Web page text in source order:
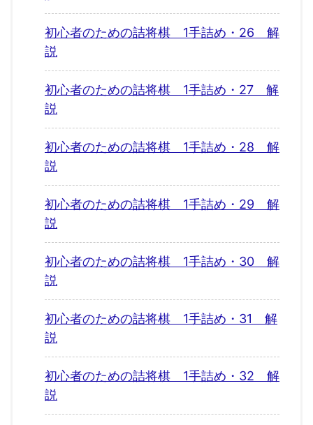
初心者のための詰将棋 1手詰め・26 解
説
初心者のための詰将棋 1手詰め・27 解
説
初心者のための詰将棋 1手詰め・28 解
説
初心者のための詰将棋 1手詰め・29 解
説
初心者のための詰将棋 1手詰め・30 解
説
初心者のための詰将棋 1手詰め・31 解
説
初心者のための詰将棋 1手詰め・32 解
説